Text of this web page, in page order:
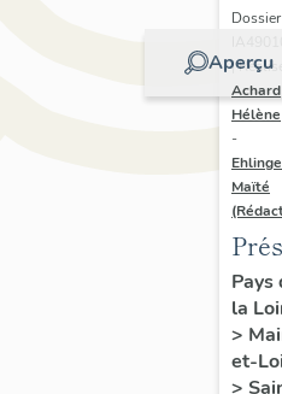
Aperçu
Dossier
|
Achard
Hélène
-
Maïté
du
de
Pays
la
>
et-
>